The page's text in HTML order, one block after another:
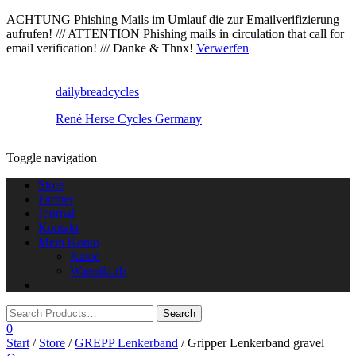
ACHTUNG Phishing Mails im Umlauf die zur Emailverifizierung
aufrufen! /// ATTENTION Phishing mails in circulation that call for
email verification! /// Danke & Thnx! Verwerfen
dailybreadcycles
René Herse Cycles Germany
Toggle navigation
Store
Partner
Journal
Kontakt
Mein Konto
Kasse
Warenkorb
0
Start / Store /GREPP Lenkerband / Gripper Lenkerband gravel